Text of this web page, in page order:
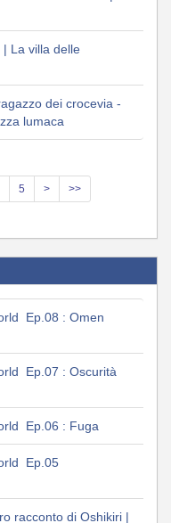
La villa delle
dei crocevia -
lumaca
5 > >>
Ep.08 : Omen
Ep.07 : Oscurità
Ep.06 : Fuga
Ep.05
racconto di Oshikiri |